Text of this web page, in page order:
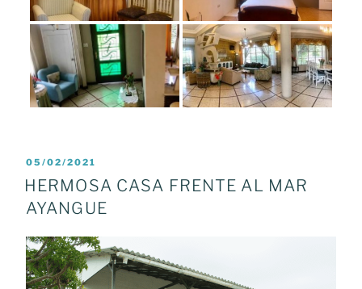
POSTED
ON
05/02/2021
HERMOSA CASA FRENTE AL MAR
AYANGUE